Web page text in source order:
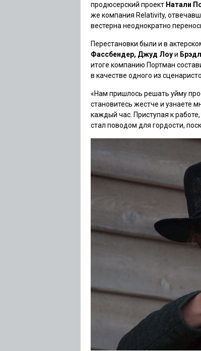
продюсерский проект Натали
же компания Relativity,
вестерна неоднократно
Перестановки были и в
Фассбендер, Джуд Лоуи
итоге компанию Портман
в качестве одного из
«Нам пришлось решать уйму
становитесь жестче и узнаете
каждый час. Приступая к
стал поводом для гордости,